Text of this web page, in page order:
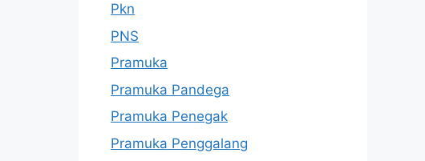
Pkn
PNS
Pramuka
Pramuka Pandega
Pramuka Penegak
Pramuka Penggalang